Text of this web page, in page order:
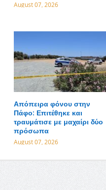
August 07, 2026
Απόπειρα φόνου στην
Πάφο: Επιτέθηκε και
τραυμάτισε με μαχαίρι δύο
πρόσωπα
August 07, 2026